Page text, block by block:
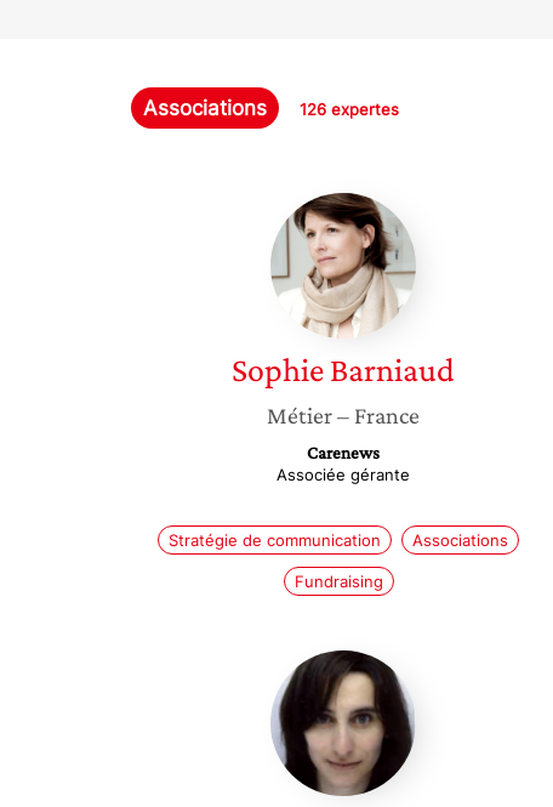
Associations 126 expertes
Sophie
Barniaud
SophieBarniaud
Métier– France
Carenews
Associée gérante
Stratégie de communication Associations
Fundraising
Chloé
Gaboriaux